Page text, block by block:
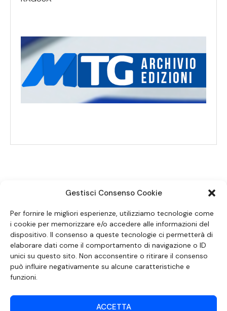
Gestisci Consenso Cookie
Per fornire le migliori esperienze, utilizziamo tecnologie come
i cookie per memorizzare e/o accedere alle informazioni del
dispositivo. Il consenso a queste tecnologie ci permetterà di
elaborare dati come il comportamento di navigazione o ID
unici su questo sito. Non acconsentire o ritirare il consenso
può influire negativamente su alcune caratteristiche e
funzioni.
ACCETTA
SEGUICI SUI SOCIAL